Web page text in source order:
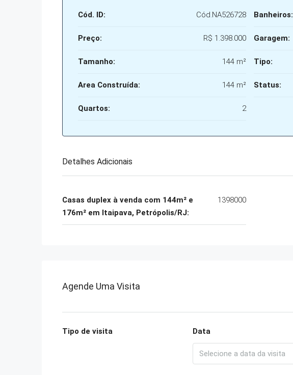
Cód. ID: Cód.NA526728
Preço: R$ 1.398.000
Tamanho: 144 m²
Area Construída: 144 m²
Quartos: 2
Banheiros:
Garagem:
Tipo:
Status:
Detalhes Adicionais
Casas duplex à venda com 144m² e
176m² em Itaipava, Petrópolis/RJ:
1398000
Agende Uma Visita
Tipo de visita Data